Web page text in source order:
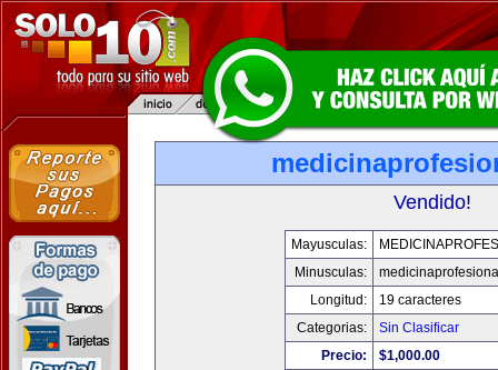
Vendido!
Mayusculas:
Minusculas:
Longitud:
19 caracteres
Categorias:
Sin Clasificar
Precio:
$1,000.00